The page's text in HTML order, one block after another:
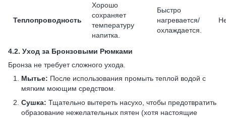
Теплопроводность
Хорошо
сохраняет
температуру
напитка.
Быстро
нагревается/
охлаждается.
4.2. Уход за Бронзовыми Рюмками
Бронза не требует сложного ухода.
Мытье: После использования промыть теплой водой с
мягким моющим средством.
Сушка: Тщательно вытереть насухо, чтобы предотвратить
образование нежелательных пятен (хотя настоящие